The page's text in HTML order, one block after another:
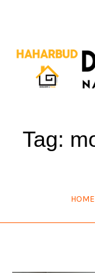
Tag:
HOME